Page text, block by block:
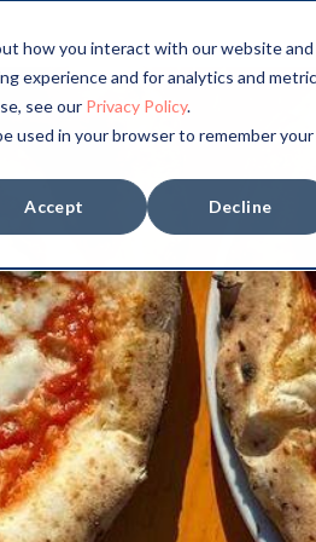
how you interact with our website and
experience and for analytics and
see our Privacy Policy.
used in your browser to remember your
Accept Decline